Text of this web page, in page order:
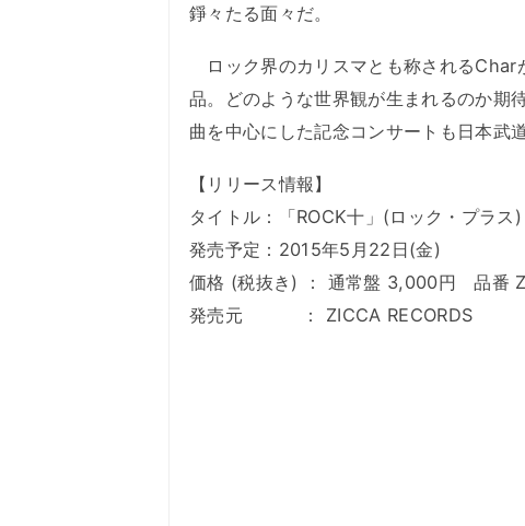
錚々たる面々だ。
ロック界のカリスマとも称されるChar
品。どのような世界観が生まれるのか期
曲を中心にした記念コンサートも日本武
【リリース情報】
タイトル：「ROCK十」(ロック・プラス)
発売予定：2015年5月22日(金)
価格 (税抜き) ： 通常盤 3,000円 品番
発売元 ： ZICCA RECORDS